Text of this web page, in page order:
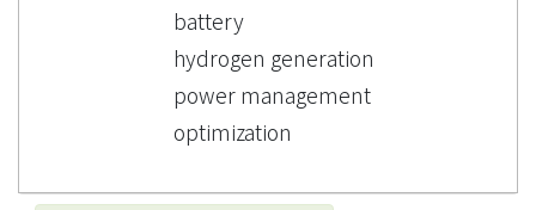
battery
hydrogen generation
power management
optimization